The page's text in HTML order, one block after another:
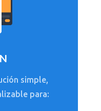
simple,
para: